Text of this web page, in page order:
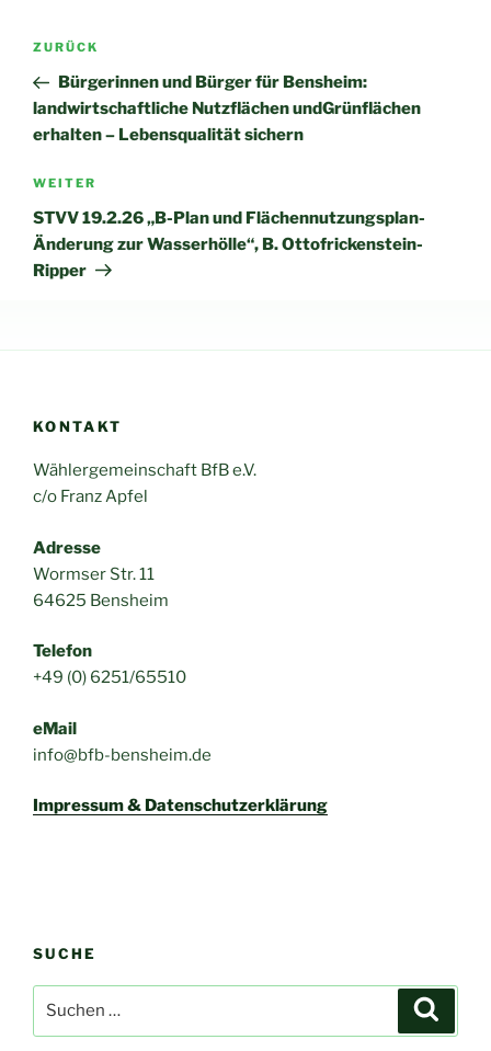
Beitragsnavigation
Vorheriger
Beitrag
ZURÜCK
Bürgerinnen und Bürger für Bensheim:
landwirtschaftliche Nutzflächen undGrünflächen
erhalten – Lebensqualität sichern
Nächster
Beitrag
WEITER
STVV 19.2.26 „B-Plan und Flächennutzungsplan-
Änderung zur Wasserhölle“, B. Ottofrickenstein-
Ripper
KONTAKT
Wählergemeinschaft BfB e.V.
c/o Franz Apfel
Adresse
Wormser Str. 11
64625 Bensheim
Telefon
+49 (0) 6251/65510
eMail
info@bfb-bensheim.de
Impressum & Datenschutzerklärung
SUCHE
nach: